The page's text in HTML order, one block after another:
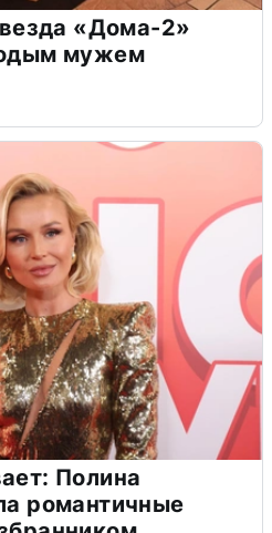
«Дома-2»
мужем
Полина
романтичные